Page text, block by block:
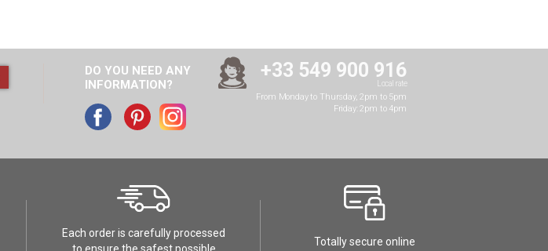
DO YOU NEED ANY
INFORMATION?
+33 549 900 916
Local rate
From Monday to Thursday, 2pm to 5pm
Friday: 2pm to 4pm
Each order is carefully processed
Totally secure online